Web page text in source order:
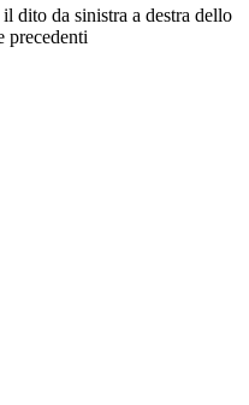
dito da sinistra a destra dello
precedenti